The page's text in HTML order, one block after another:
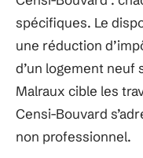
spécifiques. Le
une réduction
d’un logement neuf
Malraux cible les
Censi-Bouvard
non professionnel.